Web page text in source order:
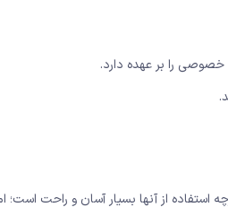
خصوصی را بر عهده دارد.
از آنها بسیار آسان و راحت است؛